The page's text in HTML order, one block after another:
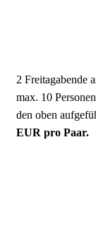
2 Freitagabende
max. 10
den oben
EUR pro Paar.